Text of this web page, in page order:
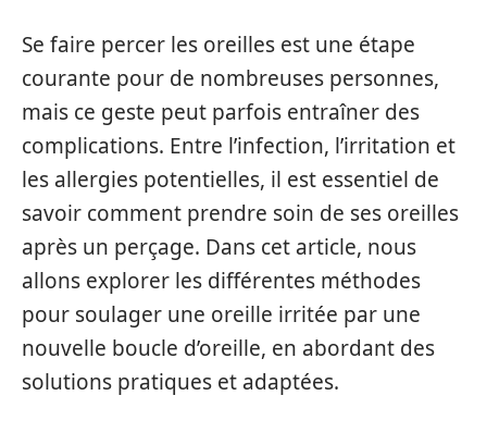
Se faire percer les oreilles est une étape
courante pour de nombreuses personnes,
mais ce geste peut parfois entraîner des
complications. Entre l’infection, l’irritation et
les allergies potentielles, il est essentiel de
savoir comment prendre soin de ses oreilles
après un perçage. Dans cet article, nous
allons explorer les différentes méthodes
pour soulager une oreille irritée par une
nouvelle boucle d’oreille, en abordant des
solutions pratiques et adaptées.